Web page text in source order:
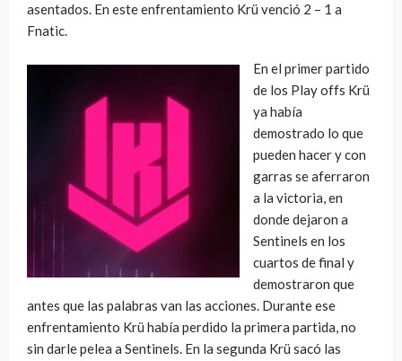
asentados. En este enfrentamiento Krü venció 2 – 1 a
Fnatic.
En el primer partido
de los Play offs Krü
ya había
demostrado lo que
pueden hacer y con
garras se aferraron
a la victoria, en
donde dejaron a
Sentinels en los
cuartos de final y
demostraron que
antes que las palabras van las acciones. Durante ese
enfrentamiento Krü había perdido la primera partida, no
sin darle pelea a Sentinels. En la segunda Krü sacó las